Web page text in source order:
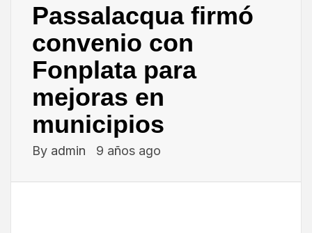
Passalacqua firmó
convenio con
Fonplata para
mejoras en
municipios
By admin 9 años ago